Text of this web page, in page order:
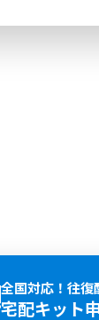
全国対応！往復
宅配キット